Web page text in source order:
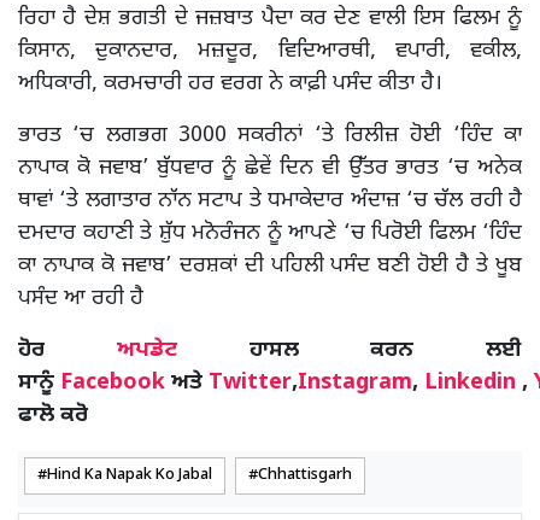
ਰਿਹਾ ਹੈ ਦੇਸ਼ ਭਗਤੀ ਦੇ ਜਜ਼ਬਾਤ ਪੈਦਾ ਕਰ ਦੇਣ ਵਾਲੀ ਇਸ ਫਿਲਮ ਨੂੰ
ਕਿਸਾਨ, ਦੁਕਾਨਦਾਰ, ਮਜ਼ਦੂਰ, ਵਿਦਿਆਰਥੀ, ਵਪਾਰੀ, ਵਕੀਲ,
ਅਧਿਕਾਰੀ, ਕਰਮਚਾਰੀ ਹਰ ਵਰਗ ਨੇ ਕਾਫ਼ੀ ਪਸੰਦ ਕੀਤਾ ਹੈ।
ਭਾਰਤ ‘ਚ ਲਗਭਗ 3000 ਸਕਰੀਨਾਂ ‘ਤੇ ਰਿਲੀਜ਼ ਹੋਈ ‘ਹਿੰਦ ਕਾ
ਨਾਪਾਕ ਕੋ ਜਵਾਬ’ ਬੁੱਧਵਾਰ ਨੂੰ ਛੇਵੇਂ ਦਿਨ ਵੀ ਉੱਤਰ ਭਾਰਤ ‘ਚ ਅਨੇਕ
ਥਾਵਾਂ ‘ਤੇ ਲਗਾਤਾਰ ਨਾੱਨ ਸਟਾਪ ਤੇ ਧਮਾਕੇਦਾਰ ਅੰਦਾਜ਼ ‘ਚ ਚੱਲ ਰਹੀ ਹੈ
ਦਮਦਾਰ ਕਹਾਣੀ ਤੇ ਸ਼ੁੱਧ ਮਨੋਰੰਜਨ ਨੂੰ ਆਪਣੇ ‘ਚ ਪਿਰੋਈ ਫਿਲਮ ‘ਹਿੰਦ
ਕਾ ਨਾਪਾਕ ਕੋ ਜਵਾਬ’ ਦਰਸ਼ਕਾਂ ਦੀ ਪਹਿਲੀ ਪਸੰਦ ਬਣੀ ਹੋਈ ਹੈ ਤੇ ਖੂਬ
ਪਸੰਦ ਆ ਰਹੀ ਹੈ
ਹੋਰ ਅਪਡੇਟਹਾਸਲ ਕਰਨ ਲਈ
ਸਾਨੂੰ Facebook ਅਤੇ Twitter,Instagram, Linkedin ,
ਫਾਲੋ ਕਰੋ
Hind Ka Napak Ko Jabal Chhattisgarh